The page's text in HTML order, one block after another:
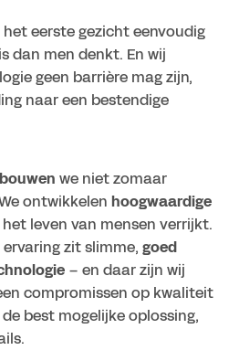
eerste gezicht eenvoudig
dan men denkt. En wij
geen barrière mag zijn,
naar een bestendige
we niet zomaar
ontwikkelen hoogwaardige
leven van mensen verrijkt.
zit slimme, goed
– en daar zijn wij
compromissen op kwaliteit
best mogelijke oplossing,